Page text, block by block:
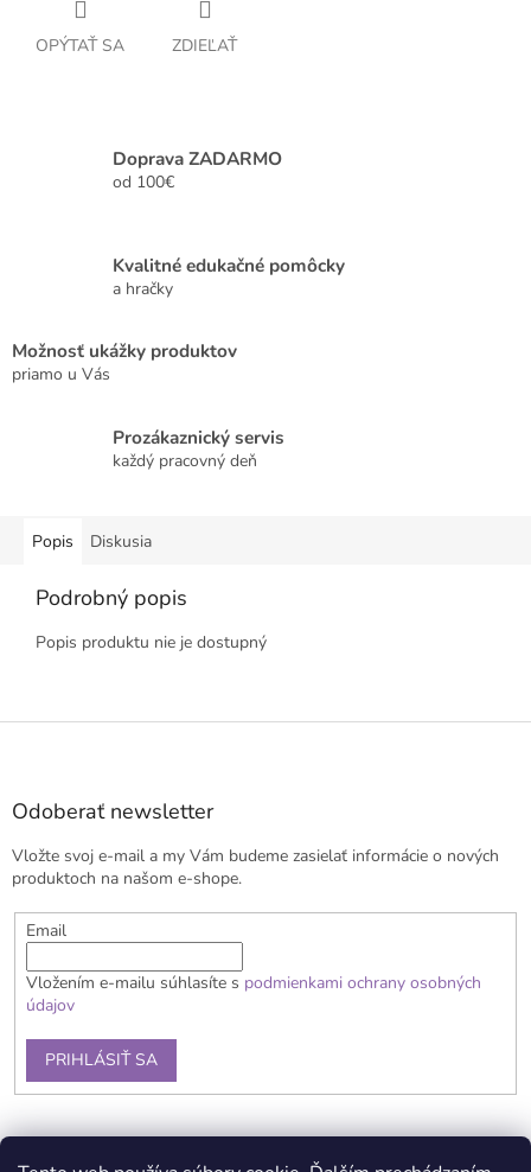
OPÝTAŤ SA ZDIEĽAŤ
Doprava ZADARMO
od 100€
Kvalitné edukačné pomôcky
a hračky
Možnosť ukážky produktov
priamo u Vás
Prozákaznický servis
každý pracovný deň
Popis Diskusia
Podrobný popis
Popis produktu nie je dostupný
Z
Odoberať newsletter
Vložte svoj e-mail a my Vám budeme zasielať informácie o nových
produktoch na našom e-shope.
Email
Vložením e-mailu súhlasíte s podmienkami ochrany osobných
údajov
PRIHLÁSIŤ SA